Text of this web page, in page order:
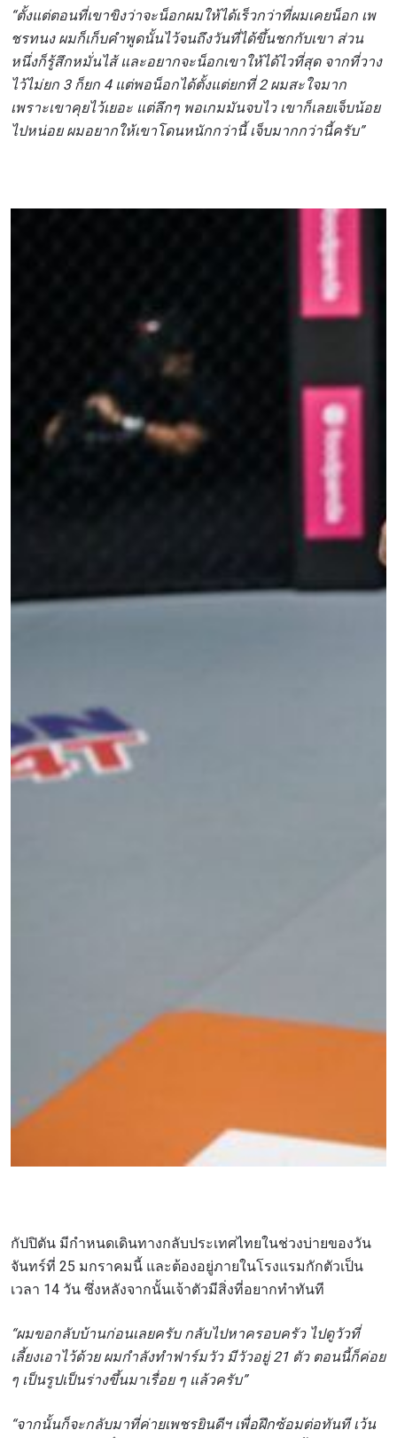
“ตั้งแต่ตอนที่เขาขิงว่าจะน็อกผมให้ได้เร็วกว่าที่ผมเคยน็อก เพ
ชรทนง ผมก็เก็บคำพูดนั้นไว้จนถึงวันที่ได้ขึ้นชกกับเขา ส่วน
หนึ่งก็รู้สึกหมั่นไส้ และอยากจะน็อกเขาให้ได้ไวที่สุด จากที่วาง
ไว้ไม่ยก 3 ก็ยก 4 แต่พอน็อกได้ตั้งแต่ยกที่ 2 ผมสะใจมาก
เพราะเขาคุยไว้เยอะ แต่ลึกๆ พอเกมมันจบไว เขาก็เลยเจ็บน้อย
ไปหน่อย ผมอยากให้เขาโดนหนักกว่านี้ เจ็บมากกว่านี้ครับ”
กัปปิตัน มีกำหนดเดินทางกลับประเทศไทยในช่วงบ่ายของวัน
จันทร์ที่ 25 มกราคมนี้ และต้องอยู่ภายในโรงแรมกักตัวเป็น
เวลา 14 วัน ซึ่งหลังจากนั้นเจ้าตัวมีสิ่งที่อยากทำทันที
“ผมขอกลับบ้านก่อนเลยครับ กลับไปหาครอบครัว ไปดูวัวที่
เลี้ยงเอาไว้ด้วย ผมกำลังทำฟาร์มวัว มีวัวอยู่ 21 ตัว ตอนนี้ก็ค่อย
ๆ เป็นรูปเป็นร่างขึ้นมาเรื่อย ๆ แล้วครับ”
“จากนั้นก็จะกลับมาที่ค่ายเพชรยินดีฯ เพื่อฝึกซ้อมต่อทันที เว้น